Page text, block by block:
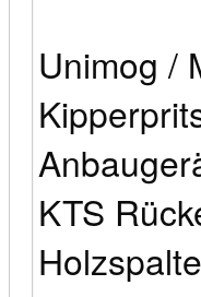
Unimog /
KTS